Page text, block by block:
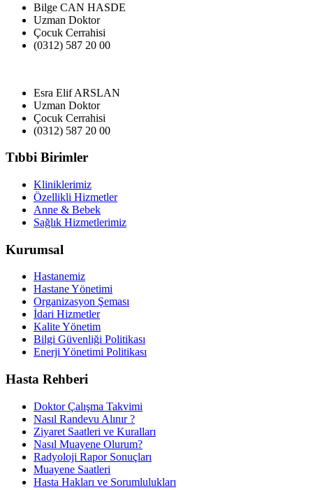
Bilge CAN HASDE
Uzman Doktor
Çocuk Cerrahisi
(0312) 587 20 00
Esra Elif ARSLAN
Uzman Doktor
Çocuk Cerrahisi
(0312) 587 20 00
Tıbbi Birimler
Kliniklerimiz
Özellikli Hizmetler
Anne & Bebek
Sağlık Hizmetlerimiz
Kurumsal
Hastanemiz
Hastane Yönetimi
Organizasyon Şeması
İdari Hizmetler
Kalite Yönetim
Bilgi Güvenliği Politikası
Enerji Yönetimi Politikası
Hasta Rehberi
Doktor Çalışma Takvimi
Nasıl Randevu Alınır ?
Ziyaret Saatleri ve Kuralları
Nasıl Muayene Olurum?
Radyoloji Rapor Sonuçları
Muayene Saatleri
Hasta Hakları ve Sorumlulukları